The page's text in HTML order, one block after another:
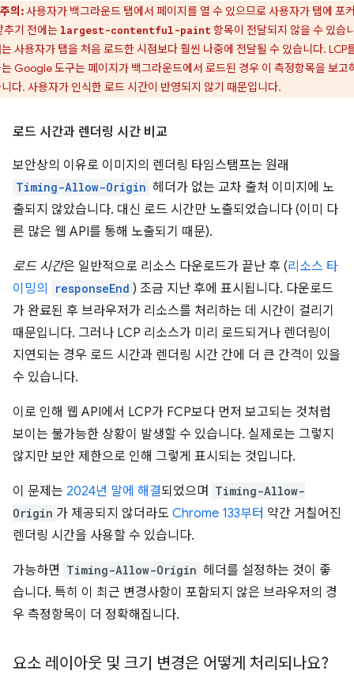
주의:사용자가 백그라운드 탭에서 페이지를 열 수 있으므로 사용자가 탭에 포
추기 전에는 largest-contentful-paint 항목이 전달되지 않을 수 있습
사용자가 탭을 처음 로드한 시점보다 훨씬 나중에 전달될 수 있습니다. LCP
Google 도구는 페이지가 백그라운드에서 로드된 경우 이 측정항목을 보고
다. 사용자가 인식한 로드 시간이 반영되지 않기 때문입니다.
로드 시간과 렌더링 시간 비교
보안상의 이유로 이미지의 렌더링 타임스탬프는 원래
Timing-Allow-Origin 헤더가 없는 교차 출처 이미지에 노
출되지 않았습니다. 대신 로드 시간만 노출되었습니다 (이미 다
른 많은 웹 API를 통해 노출되기 때문).
로드 시간은 일반적으로 리소스 다운로드가 끝난 후 (리소스 타
이밍의
responseEnd ) 조금 지난 후에 표시됩니다. 다운로드
가 완료된 후 브라우저가 리소스를 처리하는 데 시간이 걸리기
때문입니다. 그러나 LCP 리소스가 미리 로드되거나 렌더링이
지연되는 경우 로드 시간과 렌더링 시간 간에 더 큰 간격이 있을
수 있습니다.
이로 인해 웹 API에서 LCP가 FCP보다 먼저 보고되는 것처럼
보이는 불가능한 상황이 발생할 수 있습니다. 실제로는 그렇지
않지만 보안 제한으로 인해 그렇게 표시되는 것입니다.
이 문제는 2024년 말에 해결되었으며
Timing-Allow-
Origin 가 제공되지 않더라도 Chrome 133부터 약간 거칠어진
렌더링 시간을 사용할 수 있습니다.
가능하면 Timing-Allow-Origin 헤더를 설정하는 것이 좋
습니다. 특히 이 최근 변경사항이 포함되지 않은 브라우저의 경
우 측정항목이 더 정확해집니다.
요소 레이아웃 및 크기 변경은 어떻게 처리되나요?